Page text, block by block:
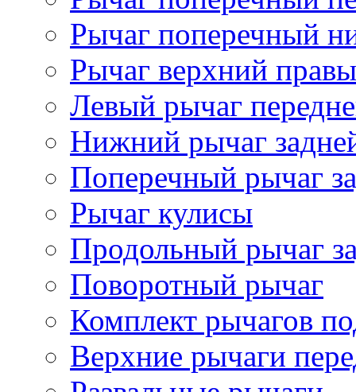
Рычаг поперечный
Рычаг верхний
Левый рычаг
Нижний рычаг
Поперечный рычаг
Рычаг кулисы
Продольный рычаг
Поворотный рычаг
Комплект рычагов
Верхние рычаги